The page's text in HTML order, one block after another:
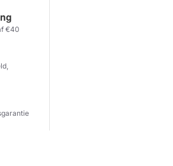
TOON PRODUCTEN
€40